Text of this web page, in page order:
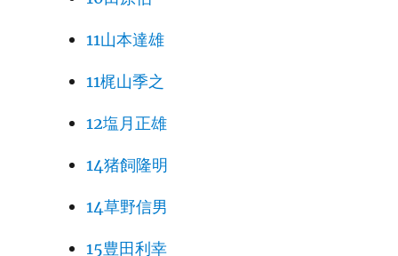
11山本達雄
11梶山季之
12塩月正雄
14猪飼隆明
14草野信男
15豊田利幸